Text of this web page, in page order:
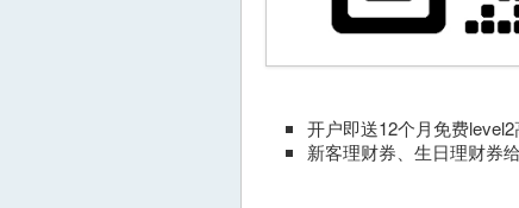
开户即送12个月免费
新客理财券、生日理财券